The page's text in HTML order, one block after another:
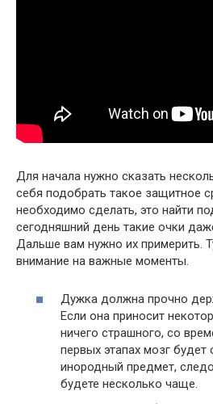
Для начала нужно сказать
себя подобрать такое защитное
необходимо сделать, это найти
сегодняшний день такие очки
Дальше вам нужно их примерить.
внимание на важные моменты.
Дужка должна прочно
Если она приносит
ничего страшного, со
первых этапах мозг будет
инородный предмет,
будете несколько чаще.